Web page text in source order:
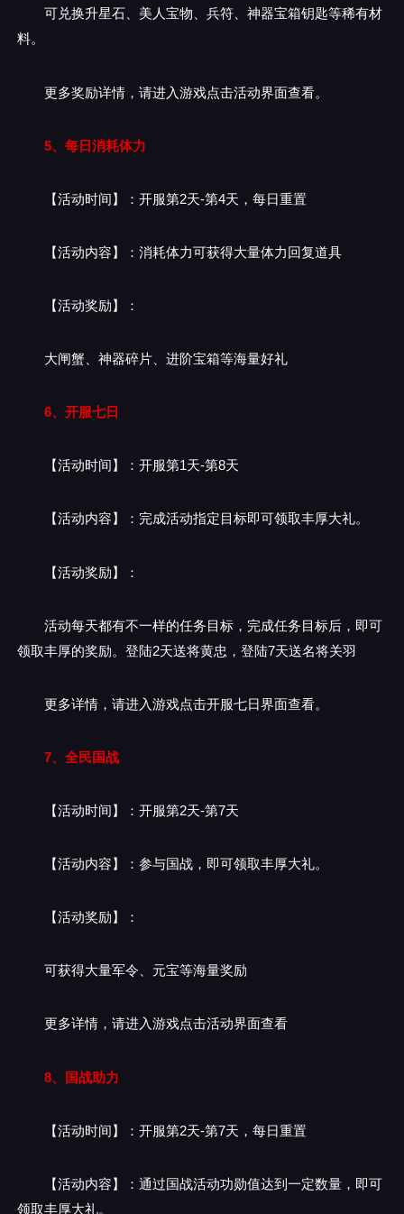
可兑换升星石、美人宝物、兵符、神器宝箱钥匙等稀有材
料。
更多奖励详情，请进入游戏点击活动界面查看。
5、每日消耗体力
【活动时间】：开服第2天-第4天，每日重置
【活动内容】：消耗体力可获得大量体力回复道具
【活动奖励】：
大闸蟹、神器碎片、进阶宝箱等海量好礼
6、开服七日
【活动时间】：开服第1天-第8天
【活动内容】：完成活动指定目标即可领取丰厚大礼。
【活动奖励】：
活动每天都有不一样的任务目标，完成任务目标后，即可
领取丰厚的奖励。登陆2天送将黄忠，登陆7天送名将关羽
更多详情，请进入游戏点击开服七日界面查看。
7、全民国战
【活动时间】：开服第2天-第7天
【活动内容】：参与国战，即可领取丰厚大礼。
【活动奖励】：
可获得大量军令、元宝等海量奖励
更多详情，请进入游戏点击活动界面查看
8、国战助力
【活动时间】：开服第2天-第7天，每日重置
【活动内容】：通过国战活动功勋值达到一定数量，即可
领取丰厚大礼。